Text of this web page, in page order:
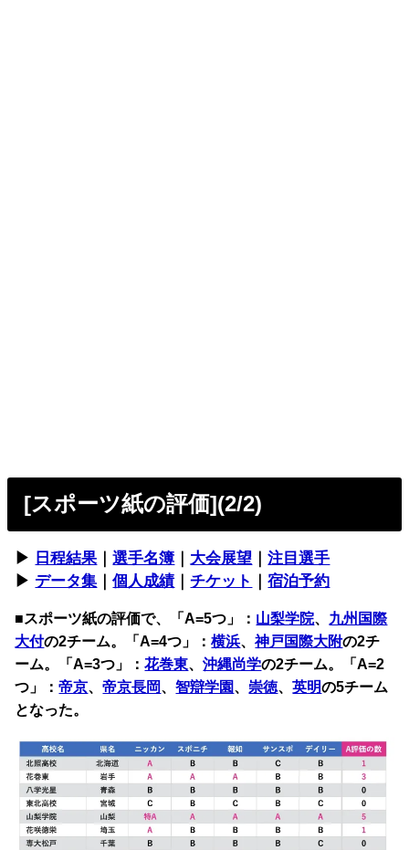
[スポーツ紙の評価](2/2)
▶︎ 日程結果 ｜選手名簿 大会展望 ｜注目選手
▶︎ データ集 ｜個人成績｜チケット ｜宿泊予約
■スポーツ紙の評価で、「A=5つ」： 山梨学院、 九州国際
大付の2チーム。「A=4つ」：横浜、神戸国際大附の2チ
ーム。「A=3つ」：花巻東、沖縄尚学の2チーム。「A=2
つ」：帝京、帝京長岡、智辯学園、崇徳、英明の5チーム
となった。